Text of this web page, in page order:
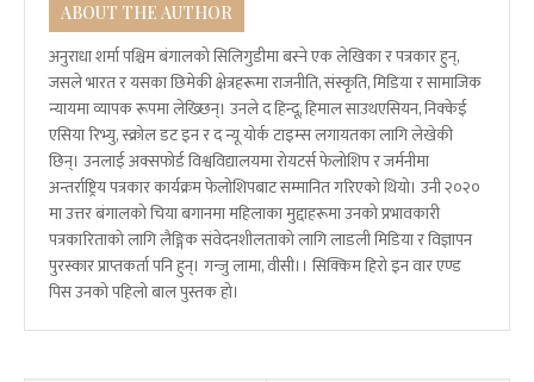
ABOUT THE AUTHOR
अनुराधा शर्मा पश्चिम बंगालको सिलिगुडीमा बस्ने एक लेखिका र पत्रकार हुन्,
जसले भारत र यसका छिमेकी क्षेत्रहरूमा राजनीति, संस्कृति, मिडिया र सामाजिक
न्यायमा व्यापक रूपमा लेख्छिन्। उनले द हिन्दू, हिमाल साउथएसियन, निक्केई
एसिया रिभ्यु, स्क्रोल डट इन र द न्यू योर्क टाइम्स लगायतका लागि लेखेकी
छिन्। उनलाई अक्सफोर्ड विश्वविद्यालयमा रोयटर्स फेलोशिप र जर्मनीमा
अन्तर्राष्ट्रिय पत्रकार कार्यक्रम फेलोशिपबाट सम्मानित गरिएको थियो। उनी २०२०
मा उत्तर बंगालको चिया बगानमा महिलाका मुद्दाहरूमा उनको प्रभावकारी
पत्रकारिताको लागि लैङ्गिक संवेदनशीलताको लागि लाडली मिडिया र विज्ञापन
पुरस्कार प्राप्तकर्ता पनि हुन्। गन्जु लामा, वीसी।। सिक्किम हिरो इन वार एण्ड
पिस उनको पहिलो बाल पुस्तक हो।